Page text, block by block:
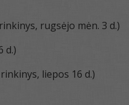
rugsėjo mėn. 3 d.)
d.)
liepos 16 d.)